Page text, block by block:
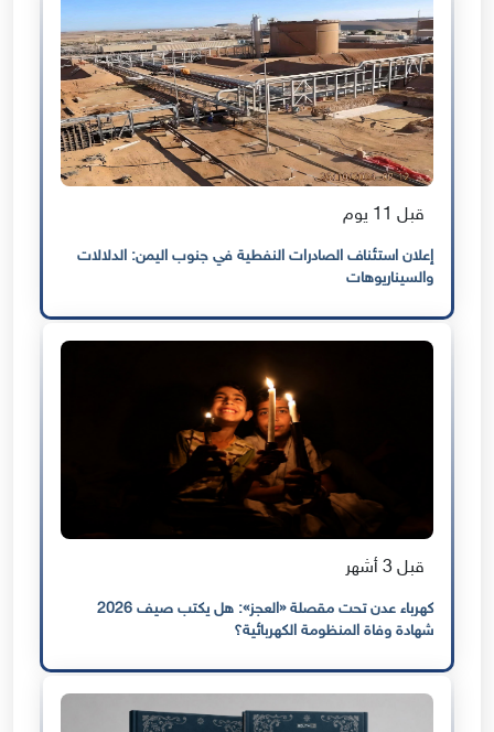
قبل 11 يوم
إعلان استئناف الصادرات النفطية في جنوب اليمن: الدلالات
والسيناريوهات
قبل 3 أشهر
كهرباء عدن تحت مقصلة «العجز»: هل يكتب صيف 2026
شهادة وفاة المنظومة الكهربائية؟